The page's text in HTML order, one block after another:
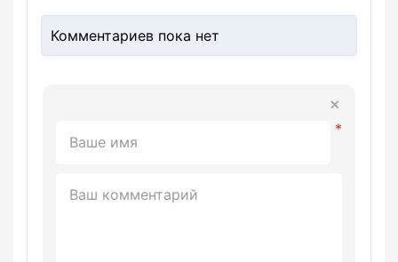
Комментариев пока нет